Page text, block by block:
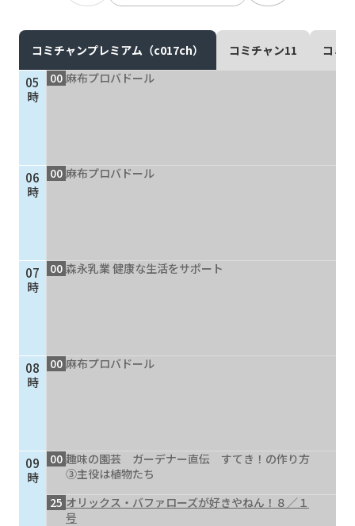
ご加入お申し込み・資
個人情報保護に関する基
本方針
サイトマップ
コミチャンプレミアム（c017ch） コミチャン11 コミ
05
時
06
時
07
時
08
時
09
時
00 麻布プロバドール
00 麻布プロバドール
00 森永乳業 健康な生活をサポート
00 麻布プロバドール
00 趣味の園芸 ガーデナー直伝 すてき！の作り方
③主役は植物たち
25 オリックス・バファローズが好きやねん！８／１
号